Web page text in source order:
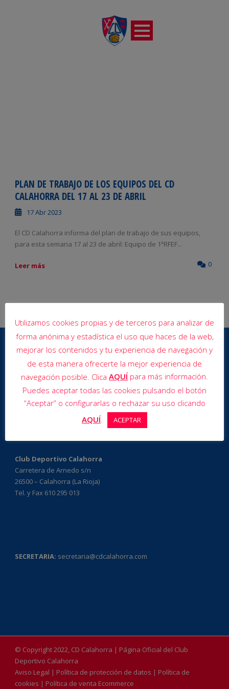
PLAN DE TRABAJO DE LOS EQUIPOS DEL CD
CALAHORRA DEL 17 AL 23 DE ABRIL
17 Abr 2023
El CD Calahorra informa del plan de trabajo de sus equipos,
para esta semana 17 al 23 de abril: Equipo de 1ªRFEF...
Leer más 0
Club Deportivo Calahorra
Carretera de Arnedo s/n
26500 – Calahorra (La Rioja)
Tel. y Fax 610 295 013
SECRETARIA: secretaria@cdcalahorra.com
© Copyright 2022, CD Calahorra | Página Oficial del Club
Deportivo Calahorra
Aviso Legal | Política de protección de datos | Política de
cookies | Política de venta Ecommerce
Utilizamos cookies propias y de terceros para analizar de
forma anónima y estadística el uso que haces de la web,
mejorar los contenidos y tu experiencia de navegación y
de esta manera ofrecerte la mejor experiencia de
navegación posible. Clica AQUÍ para más información.
Puedes aceptar todas las cookies pulsando el botón
“Aceptar” o configurarlas o rechazar su uso clicando
AQUÍ. ACEPTAR